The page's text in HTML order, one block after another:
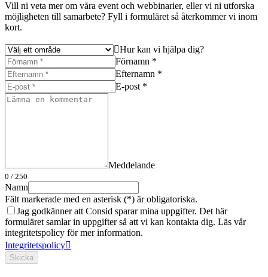
Vill ni veta mer om våra event och webbinarier, eller vi ni utforska
möjligheten till samarbete? Fyll i formuläret så återkommer vi inom
kort.
Hur kan vi hjälpa dig?
Förnamn *
Efternamn *
E-post *
Meddelande
0 / 250
Namn
Fält markerade med en asterisk (*) är obligatoriska.
Jag godkänner att Consid sparar mina uppgifter. Det här
formuläret samlar in uppgifter så att vi kan kontakta dig. Läs vår
integritetspolicy för mer information.
Integritetspolicy
Skicka